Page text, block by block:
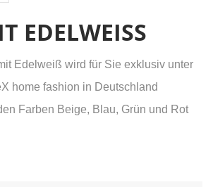
EDELWEISS
Edelweiß wird für Sie exklusiv unter
home fashion in Deutschland
Farben Beige, Blau, Grün und Rot